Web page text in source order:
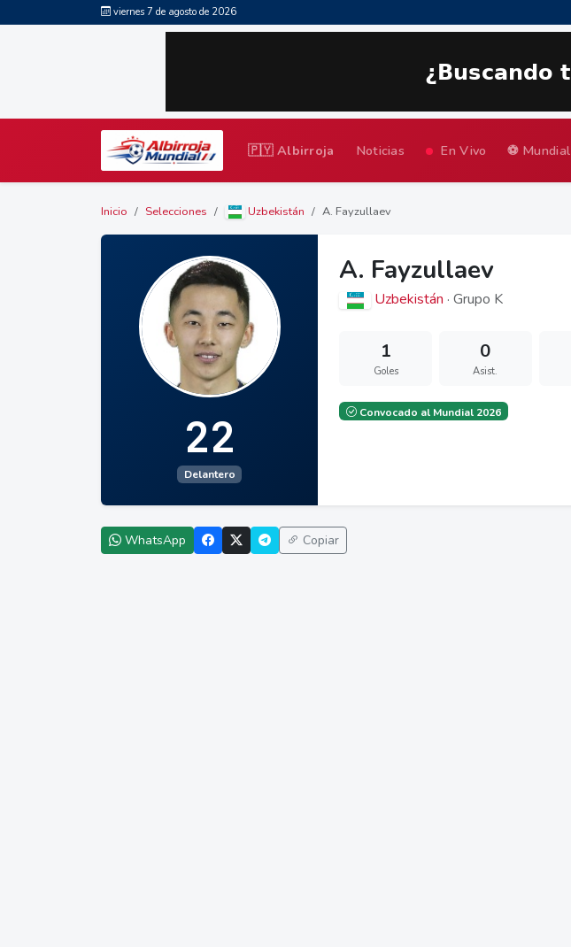
viernes 7 de agosto de 2026
🇵🇾 Albirroja Noticias En Vivo ⚽ Mundial
Inicio Selecciones Uzbekistán A. Fayzullaev
22
Delantero
A. Fayzullaev
Uzbekistán · Grupo K
1
Goles
0
Asist.
Convocado al Mundial 2026
WhatsApp Copiar